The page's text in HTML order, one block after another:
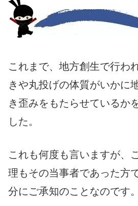
これまで、地方創生で行わ
きや丸投げの体質がいかに
き歪みをもたらせているか
した。
これも何度も言いますが、
理もその当事者であった方
分にご承知のことなのです。